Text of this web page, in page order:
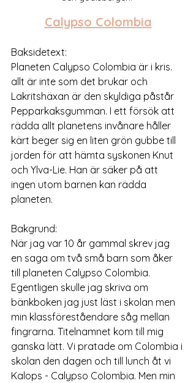
Calypso Colombia
Baksidetext:
Planeten Calypso Colombia är i kris.
allt är inte som det brukar och
Lakritshäxan är den skyldiga påstår
Pepparkaksgumman. I ett försök att
rädda allt planetens invånare håller
kärt beger sig en liten grön gubbe till
jorden för att hämta syskonen Knut
och Ylva-Lie. Han är säker på att
ingen utom barnen kan rädda
planeten.
Bakgrund:
När jag var 10 år gammal skrev jag
en saga om två små barn som åker
till planeten Calypso Colombia.
Egentligen skulle jag skriva om
bänkboken jag just läst i skolan men
min klassföreståendare såg mellan
fingrarna. Titelnamnet kom till mig
ganska lätt. Vi pratade om Colombia i
skolan den dagen och till lunch åt vi
Kalops - Calypso Colombia. Men min